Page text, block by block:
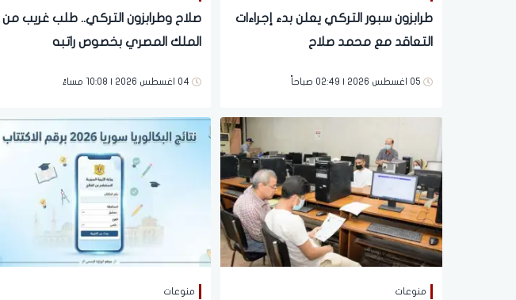
طرابزون سبور التركي يعلن بدء إجراءات
التعاقد مع محمد صلاح
05 اغسطس 2026 | 02:49 صباحاً
صلاح وطرابزون التركي.. طلب غريب من
الملك المصري بخصوص راتبه
04 اغسطس 2026 | 10:08 مساءً
منوعات منوعات